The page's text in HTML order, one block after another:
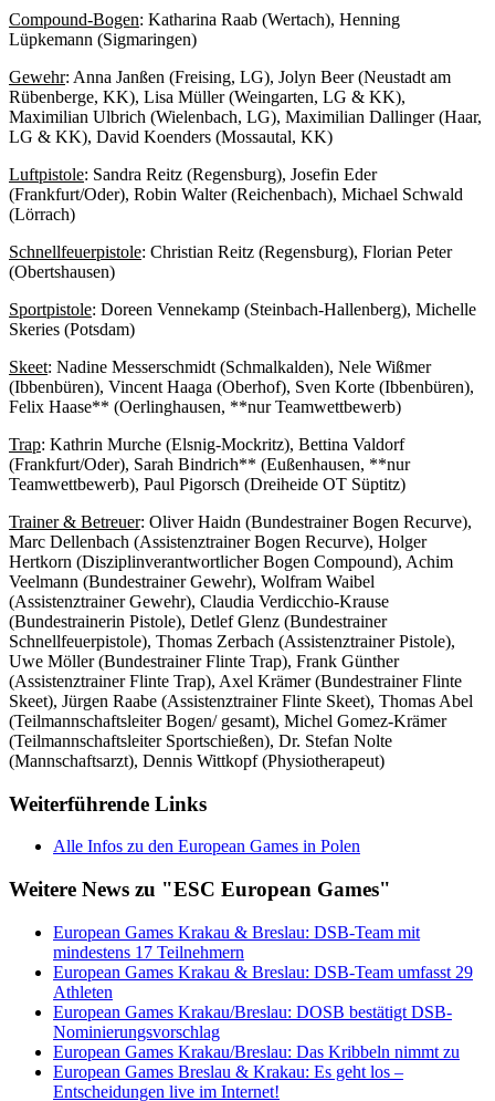
Compound-Bogen: Katharina Raab (Wertach), Henning
Lüpkemann (Sigmaringen)
Gewehr: Anna Janßen (Freising, LG), Jolyn Beer (Neustadt am
Rübenberge, KK), Lisa Müller (Weingarten, LG & KK),
Maximilian Ulbrich (Wielenbach, LG), Maximilian Dallinger (Haar,
LG & KK), David Koenders (Mossautal, KK)
Luftpistole: Sandra Reitz (Regensburg), Josefin Eder
(Frankfurt/Oder), Robin Walter (Reichenbach), Michael Schwald
(Lörrach)
Schnellfeuerpistole: Christian Reitz (Regensburg), Florian Peter
(Obertshausen)
Sportpistole: Doreen Vennekamp (Steinbach-Hallenberg), Michelle
Skeries (Potsdam)
Skeet: Nadine Messerschmidt (Schmalkalden), Nele Wißmer
(Ibbenbüren), Vincent Haaga (Oberhof), Sven Korte (Ibbenbüren),
Felix Haase** (Oerlinghausen, **nur Teamwettbewerb)
Trap: Kathrin Murche (Elsnig-Mockritz), Bettina Valdorf
(Frankfurt/Oder), Sarah Bindrich** (Eußenhausen, **nur
Teamwettbewerb), Paul Pigorsch (Dreiheide OT Süptitz)
Trainer & Betreuer: Oliver Haidn (Bundestrainer Bogen Recurve),
Marc Dellenbach (Assistenztrainer Bogen Recurve), Holger
Hertkorn (Disziplinverantwortlicher Bogen Compound), Achim
Veelmann (Bundestrainer Gewehr), Wolfram Waibel
(Assistenztrainer Gewehr), Claudia Verdicchio-Krause
(Bundestrainerin Pistole), Detlef Glenz (Bundestrainer
Schnellfeuerpistole), Thomas Zerbach (Assistenztrainer Pistole),
Uwe Möller (Bundestrainer Flinte Trap), Frank Günther
(Assistenztrainer Flinte Trap), Axel Krämer (Bundestrainer Flinte
Skeet), Jürgen Raabe (Assistenztrainer Flinte Skeet), Thomas Abel
(Teilmannschaftsleiter Bogen/ gesamt), Michel Gomez-Krämer
(Teilmannschaftsleiter Sportschießen), Dr. Stefan Nolte
(Mannschaftsarzt), Dennis Wittkopf (Physiotherapeut)
Weiterführende Links
Alle Infos zu den European Games in Polen
Weitere News zu "ESC European Games"
European Games Krakau & Breslau: DSB-Team mit
mindestens 17 Teilnehmern
European Games Krakau & Breslau: DSB-Team umfasst 29
Athleten
European Games Krakau/Breslau: DOSB bestätigt DSB-
Nominierungsvorschlag
European Games Krakau/Breslau: Das Kribbeln nimmt zu
European Games Breslau & Krakau: Es geht los –
Entscheidungen live im Internet!